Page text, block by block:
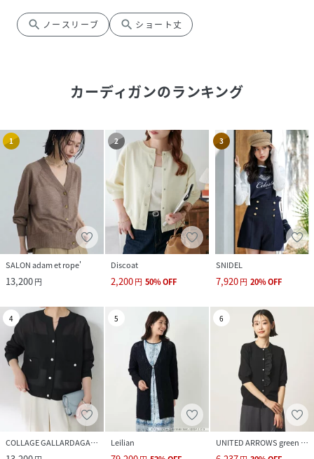
search ノースリーブ search ショート丈
カーディガンのランキング
1
SALON adam et rope'
13,200円
2
Discoat
2,200円 50%OFF
3
SNIDEL
7,920円 20%OFF
4
COLLAGE GALLARDAGALANTE
5
Leilian
6
UNITED ARROWS green label relaxing